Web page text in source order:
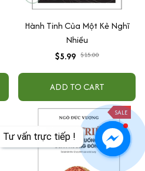
Hành Tinh Của Một Kẻ Nghĩ
Nhiều
$5.99 $15.00
ADD TO CART
SALE